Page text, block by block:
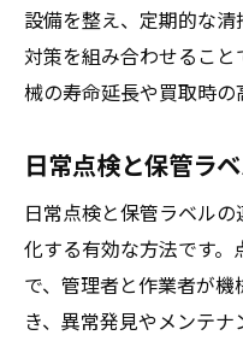
設備を整え、定期的な
対策を組み合わせるこ
械の寿命延長や買取時の
日常点検と保管ラ
日常点検と保管ラベル
化する有効な方法です。
で、管理者と作業者が
き、異常発見やメンテナ